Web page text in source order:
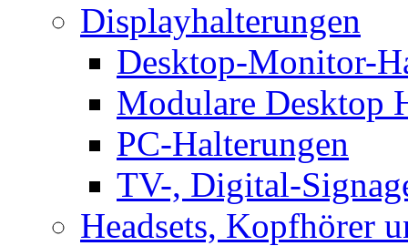
Displayhalterungen
Desktop-Monitor-
Modulare Desktop
PC-Halterungen
TV-, Digital-
Headsets, Kopfhörer